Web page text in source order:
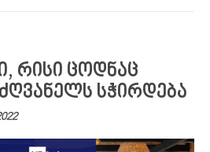
რისი ცოდნაც
სჭირდება